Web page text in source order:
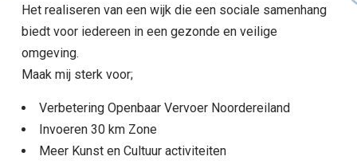
Het realiseren van een wijk die een sociale samenhang
biedt voor iedereen in een gezonde en veilige
omgeving.
Maak mij sterk voor;
Verbetering Openbaar Vervoer Noordereiland
Invoeren 30 km Zone
Meer Kunst en Cultuur activiteiten